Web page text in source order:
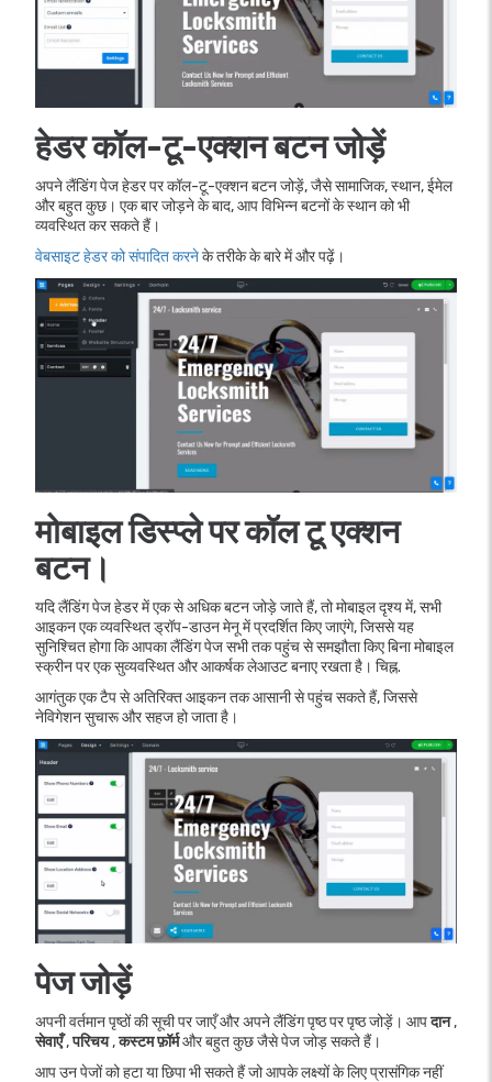
हेडर कॉल-टू-एक्शन बटन जोड़ें
अपने लैंडिंग पेज हेडर पर कॉल-टू-एक्शन बटन जोड़ें, जैसे सामाजिक, स्थान, ईमेल
और बहुत कुछ। एक बार जोड़ने के बाद, आप विभिन्न बटनों के स्थान को भी
व्यवस्थित कर सकते हैं।
वेबसाइट हेडर को संपादित करनेके तरीके के बारे में और पढ़ें।
मोबाइल डिस्प्ले पर कॉल टू एक्शन
बटन।
यदि लैंडिंग पेज हेडर में एक से अधिक बटन जोड़े जाते हैं, तो मोबाइल दृश्य में, सभी
आइकन एक व्यवस्थित ड्रॉप-डाउन मेनू में प्रदर्शित किए जाएंगे, जिससे यह
सुनिश्चित होगा कि आपका लैंडिंग पेज सभी तक पहुंच से समझौता किए बिना मोबाइल
स्क्रीन पर एक सुव्यवस्थित और आकर्षक लेआउट बनाए रखता है। चिह्न.
आगंतुक एक टैप से अतिरिक्त आइकन तक आसानी से पहुंच सकते हैं, जिससे
नेविगेशन सुचारू और सहज हो जाता है।
पेज जोड़ें
अपनी वर्तमान पृष्ठों की सूची पर जाएँ और अपने लैंडिंग पृष्ठ पर पृष्ठ जोड़ें। आपदान,
सेवाएँ,परिचय,कस्टम फ़ॉर्मऔर बहुत कुछ जैसे पेज जोड़ सकते हैं।
आप उन पेजों को हटा या छिपा भी सकते हैं जो आपके लक्ष्यों के लिए प्रासंगिक नहीं